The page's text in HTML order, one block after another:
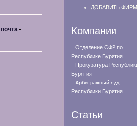
ДОБАВИТЬ
Компании
Отделение СФР по
Республике Бурятия
Прокуратура
Бурятия
Арбитражный суд
Республики Бурятия
Статьи